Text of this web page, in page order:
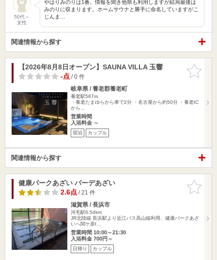
50代～
女性
やはりみのりは1番。情報を聞き他県も利用しますが結局最後は
みのりに収まります。ホームサウナと勝手に命名していますがこ
じんま…
関連情報から探す
お気に入
りに追加
【2026年8月8日オープン】SAUNA VILLA 玉響
-点/ 0 件
岐阜県 / 養老郡養老町
養老駅587m
・養老たまゆらから車で2分 ・名古屋から約50分 ・養老IC
から…
営業時間
入浴料金 ～
宿泊 カップル
関連情報から探す
お気に入
りに追加
健康パークあざい バーデあざい
2.6点/ 21 件
滋賀県 / 長浜市
河毛駅6.54km
JR北陸線 長浜駅より近江バス高山線利用、健康パークあざ
いへ関ケ原I…
営業時間 10:00～21:30
入浴料金 700円～
日帰り カップル